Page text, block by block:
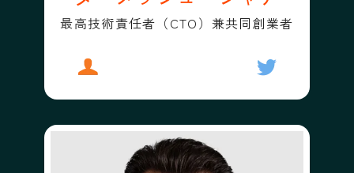
フォローする
ダーメッシ
最高技術責任者（CTO）兼共同創業者